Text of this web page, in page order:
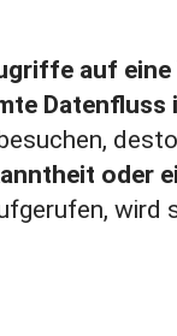
auf eine
Datenfluss
oder
wird